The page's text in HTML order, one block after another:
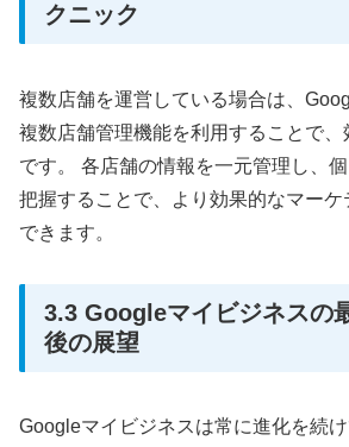
クニック
複数店舗を運営している場合は、
複数店舗管理機能を利用することで
です。 各店舗の情報を一元管理し、
把握することで、より効果的なマー
できます。
3.3 Googleマイビジネスの
後の展望
Googleマイビジネスは常に進化を続